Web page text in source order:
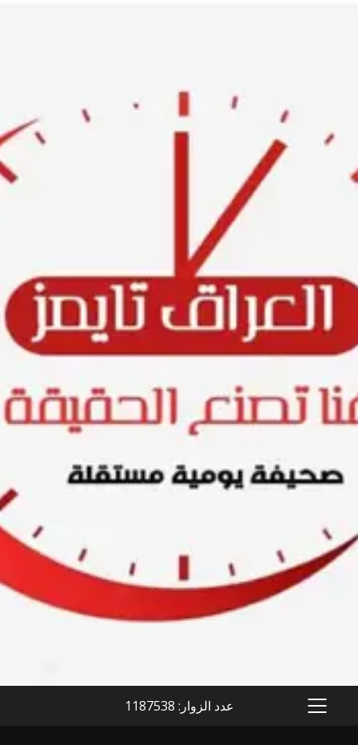
PRIMARY
عدد الزوار: 1187538